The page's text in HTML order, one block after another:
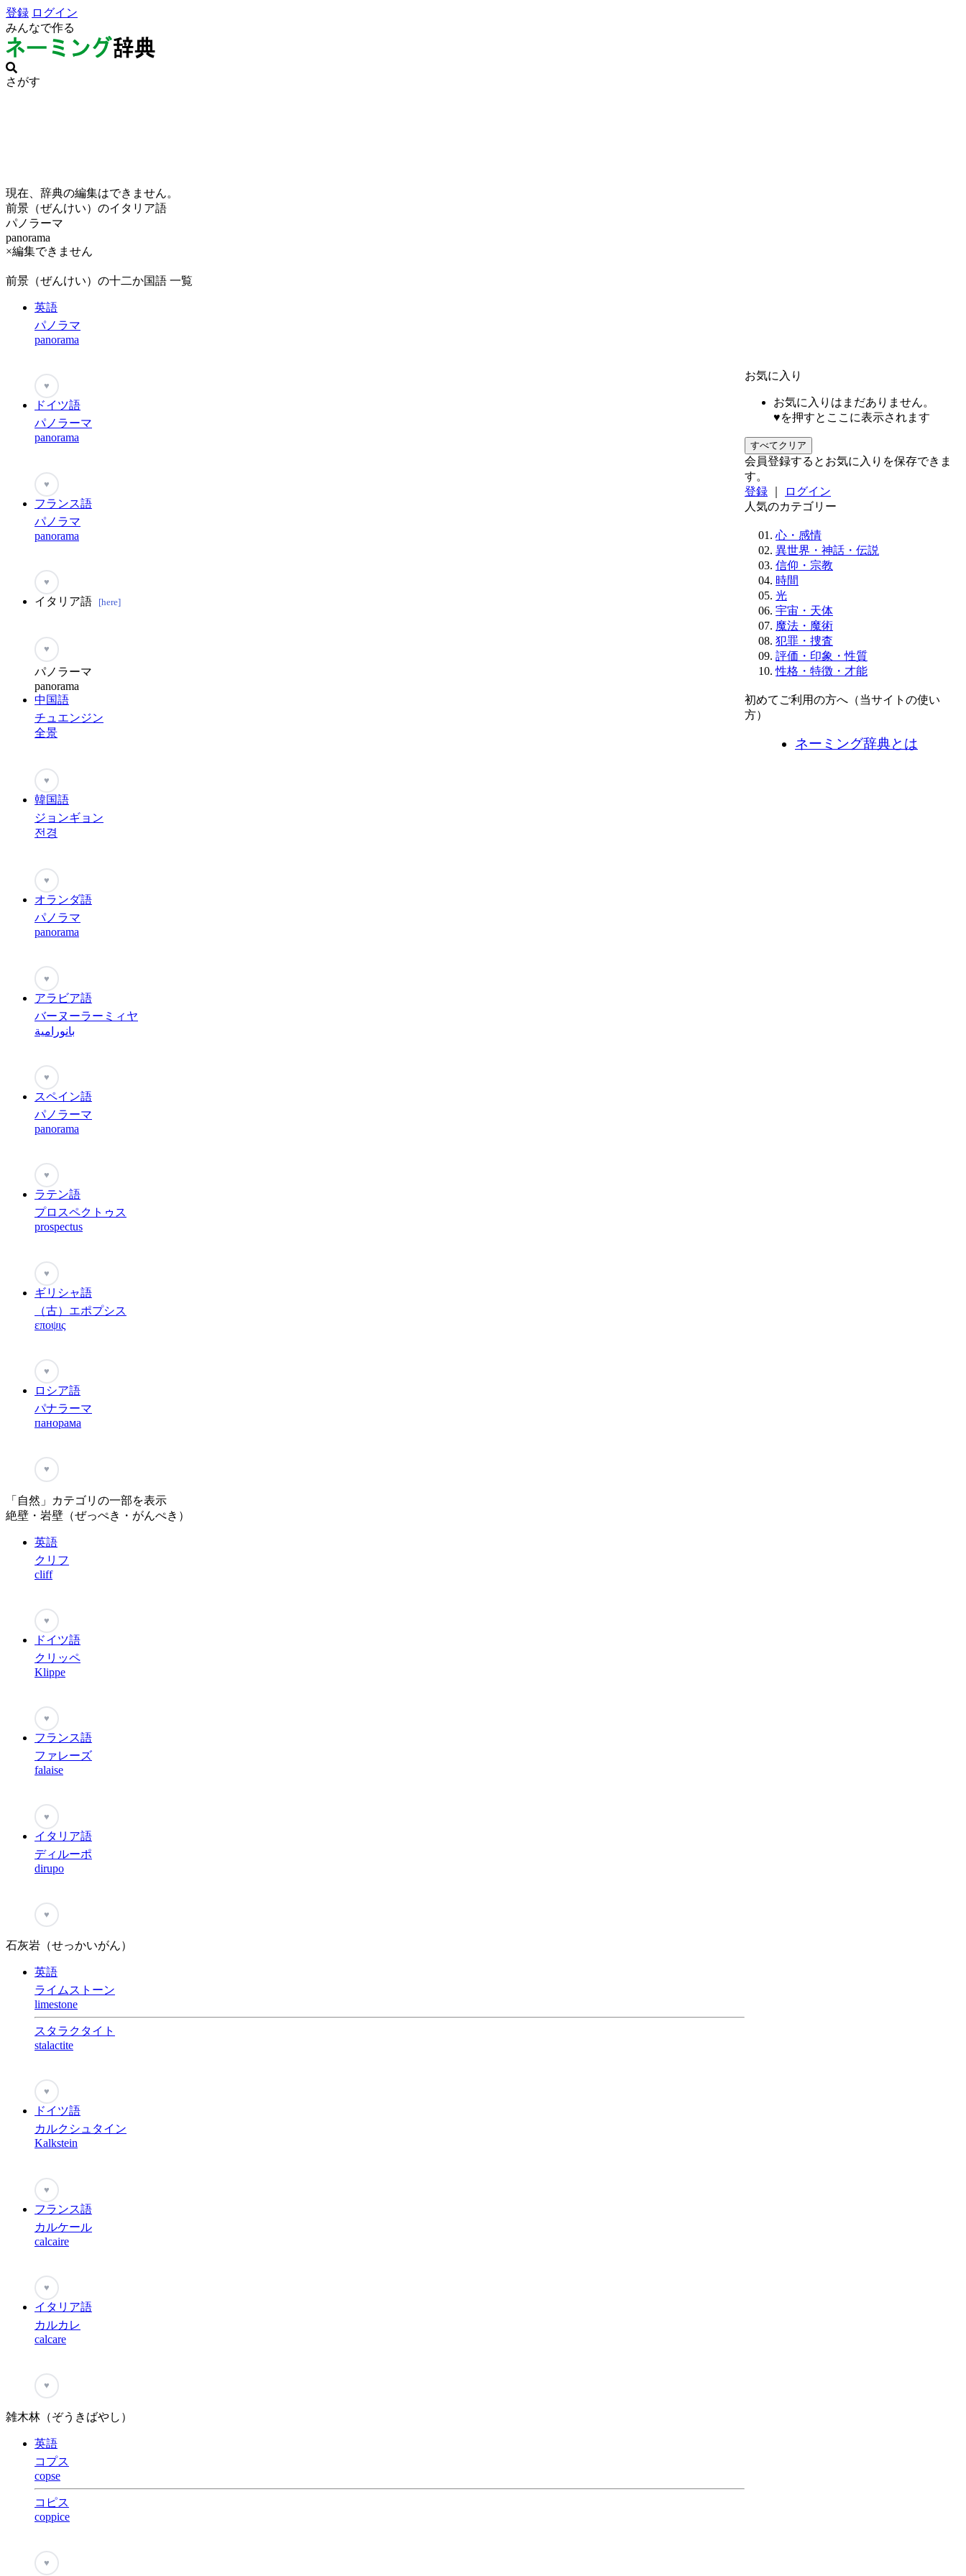
登録 ログイン
みんなで作る
さがす
現在、辞典の編集はできません。
前景（ぜんけい）のイタリア語
パノラーマ
panorama
×編集できません
前景（ぜんけい）の十二か国語 一覧
英語
パノラマ
panorama
♥
ドイツ語
パノラーマ
panorama
♥
フランス語
パノラマ
panorama
♥
イタリア語 [here]
♥
パノラーマ
panorama
中国語
チュエンジン
全景
♥
韓国語
ジョンギョン
전경
♥
オランダ語
パノラマ
panorama
♥
アラビア語
バーヌーラーミィヤ
بانورامية
♥
スペイン語
パノラーマ
panorama
♥
ラテン語
プロスペクトゥス
prospectus
♥
ギリシャ語
（古）エポプシス
εποψις
♥
ロシア語
パナラーマ
панорама
♥
「自然」カテゴリの一部を表示
絶壁・岩壁（ぜっぺき・がんぺき）
英語
クリフ
cliff
♥
ドイツ語
クリッペ
Klippe
♥
フランス語
ファレーズ
falaise
♥
イタリア語
ディルーポ
dirupo
♥
石灰岩（せっかいがん）
英語
ライムストーン
limestone
スタラクタイト
stalactite
♥
ドイツ語
カルクシュタイン
Kalkstein
♥
フランス語
カルケール
calcaire
♥
イタリア語
カルカレ
calcare
♥
雑木林（ぞうきばやし）
英語
コプス
copse
コピス
coppice
♥
お気に入り
お気に入りはまだありません。
♥を押すとここに表示されます
すべてクリア
会員登録するとお気に入りを保存できま
す。
登録
ログイン
人気のカテゴリー
心・感情
異世界・神話・伝説
信仰・宗教
時間
光
宇宙・天体
魔法・魔術
犯罪・捜査
評価・印象・性質
性格・特徴・才能
初めてご利用の方へ（当サイトの使い
方）
ネーミング辞典とは